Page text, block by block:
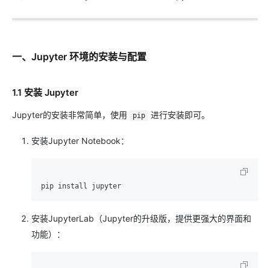
一、Jupyter 环境的安装与配置
1.1 安装 Jupyter
Jupyter的安装非常简单，使用 pip 进行安装即可。
安装Jupyter Notebook：
安装JupyterLab（Jupyter的升级版，提供更强大的界面和
功能）：